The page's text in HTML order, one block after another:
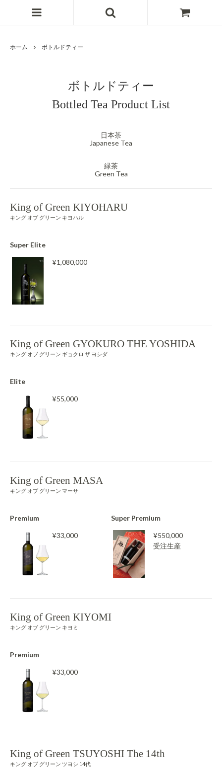
ホーム ボトルドティー
ボトルドティー
Bottled Tea Product List
日本茶
Japanese Tea
緑茶
Green Tea
King of Green KIYOHARU
キング オブ グリーン キヨハル
Super Elite
¥1,080,000
King of Green GYOKURO THE YOSHIDA
キング オブ グリーン ギョクロ ザ ヨシダ
Elite
¥55,000
King of Green MASA
キング オブ グリーン マーサ
Premium
¥33,000
Super Premium
¥550,000
受注生産
King of Green KIYOMI
キング オブ グリーン キヨミ
Premium
¥33,000
King of Green TSUYOSHI The 14th
キング オブ グリーン ツヨシ 14代